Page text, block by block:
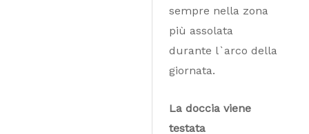
sempre nella zona
più assolata
durante l`arco della
giornata.
La doccia viene
testata